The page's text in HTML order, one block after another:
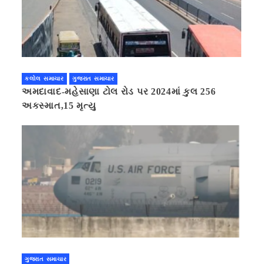
કલોલ સમાચાર ગુજરાત સમાચાર
અમદાવાદ-મહેસાણા ટોલ રોડ પર 2024માં કુલ 256
અકસ્માત,15 મૃત્યુ
ગુજરાત સમાચાર